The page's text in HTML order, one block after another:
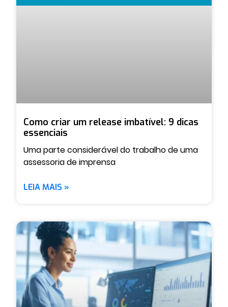
Como criar um release imbatível: 9 dicas
essenciais
Uma parte considerável do trabalho de uma
assessoria de imprensa
LEIA MAIS »